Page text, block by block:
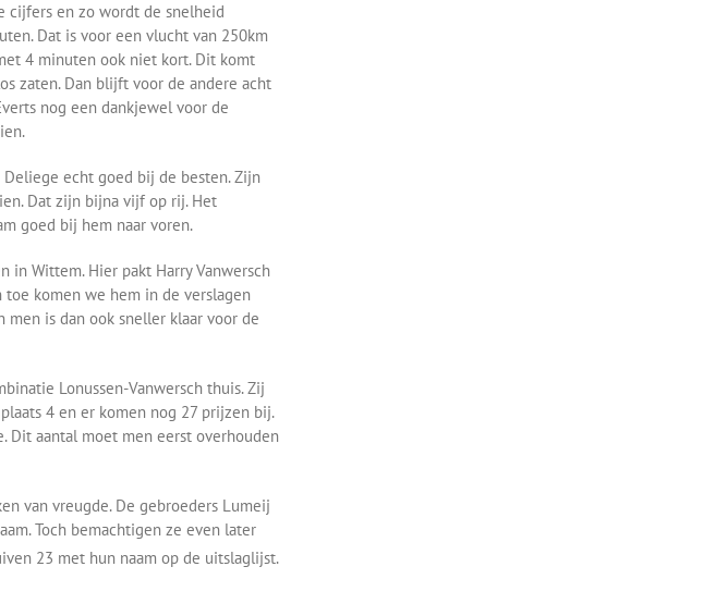
cijfers en zo wordt de snelheid
Dat is voor een vlucht van 250km
4 minuten ook niet kort. Dit komt
zaten. Dan blijft voor de andere acht
nog een dankjewel voor de
echt goed bij de besten. Zijn
Dat zijn bijna vijf op rij. Het
goed bij hem naar voren.
in Wittem. Hier pakt Harry Vanwersch
komen we hem in de verslagen
is dan ook sneller klaar voor de
Lonussen-Vanwersch thuis. Zij
4 en er komen nog 27 prijzen bij.
Dit aantal moet men eerst overhouden
van vreugde. De gebroeders Lumeij
Toch bemachtigen ze even later
23 met hun naam op de uitslaglijst.